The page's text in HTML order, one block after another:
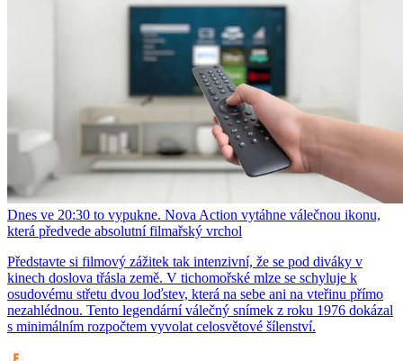
Dnes ve 20:30 to vypukne. Nova Action vytáhne válečnou ikonu,
která předvede absolutní filmařský vrchol
Představte si filmový zážitek tak intenzivní, že se pod diváky v
kinech doslova třásla země. V tichomořské mlze se schyluje k
osudovému střetu dvou loďstev, která na sebe ani na vteřinu přímo
nezahlédnou. Tento legendární válečný snímek z roku 1976 dokázal
s minimálním rozpočtem vyvolat celosvětové šílenství.